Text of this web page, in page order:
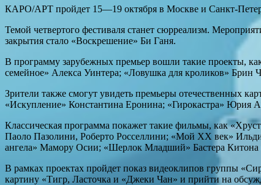
КАРО/АРТ пройдет 15—19 октября в Москве и Санкт-
Темой четвертого фестиваля станет сюрреализм.
закрытия стало «Воскрешение» Би Ганя.
В программу зарубежных премьер вошли такие проекты,
семейное» Алекса Уинтера; «Ловушка для кроликов»
Зрители также смогут увидеть премьеры отечественных
«Искупление» Константина Еронина; «Гирокастра» Юрия
Классическая программа покажет такие фильмы, как
Паоло Пазолини, Роберто Росселлини; «Мой XX век»
ангела» Мамору Осии; «Шерлок Младший» Бастера Китона
В рамках проектах пройдет показ видеоклипов группы
картину «Тигр, Ласточка и «Джеки Чан» и прийти на